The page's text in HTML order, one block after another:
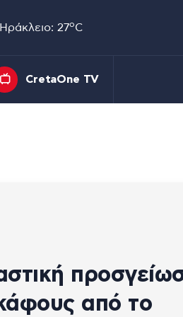
Ηράκλειο: 27oC
CretaOne TV
από το